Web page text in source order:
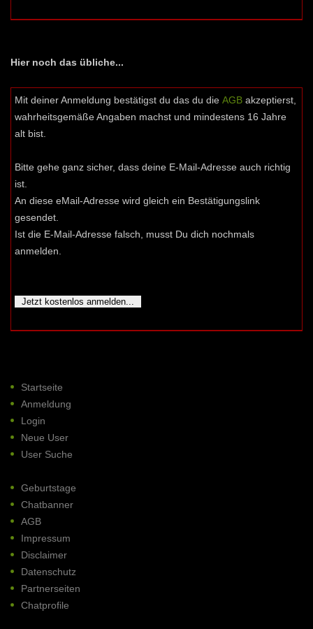
Hier noch das übliche...
Mit deiner Anmeldung bestätigst du das du die AGB akzeptierst,
wahrheitsgemäße Angaben machst und mindestens 16 Jahre
alt bist.
Bitte gehe ganz sicher, dass deine E-Mail-Adresse auch richtig
ist.
An diese eMail-Adresse wird gleich ein Bestätigungslink
gesendet.
Ist die E-Mail-Adresse falsch, musst Du dich nochmals
anmelden.
Startseite
Anmeldung
Login
Neue User
User Suche
Geburtstage
Chatbanner
AGB
Impressum
Disclaimer
Datenschutz
Partnerseiten
Chatprofile